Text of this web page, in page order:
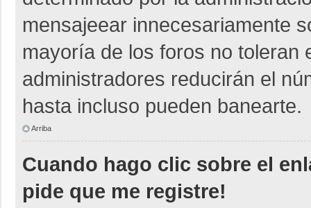
mensajeear innecesariamente
mayoría de los foros no toleran
administradores reducirán el
hasta incluso pueden banearte.
Arriba
Cuando hago clic sobre el
pide que me registre!